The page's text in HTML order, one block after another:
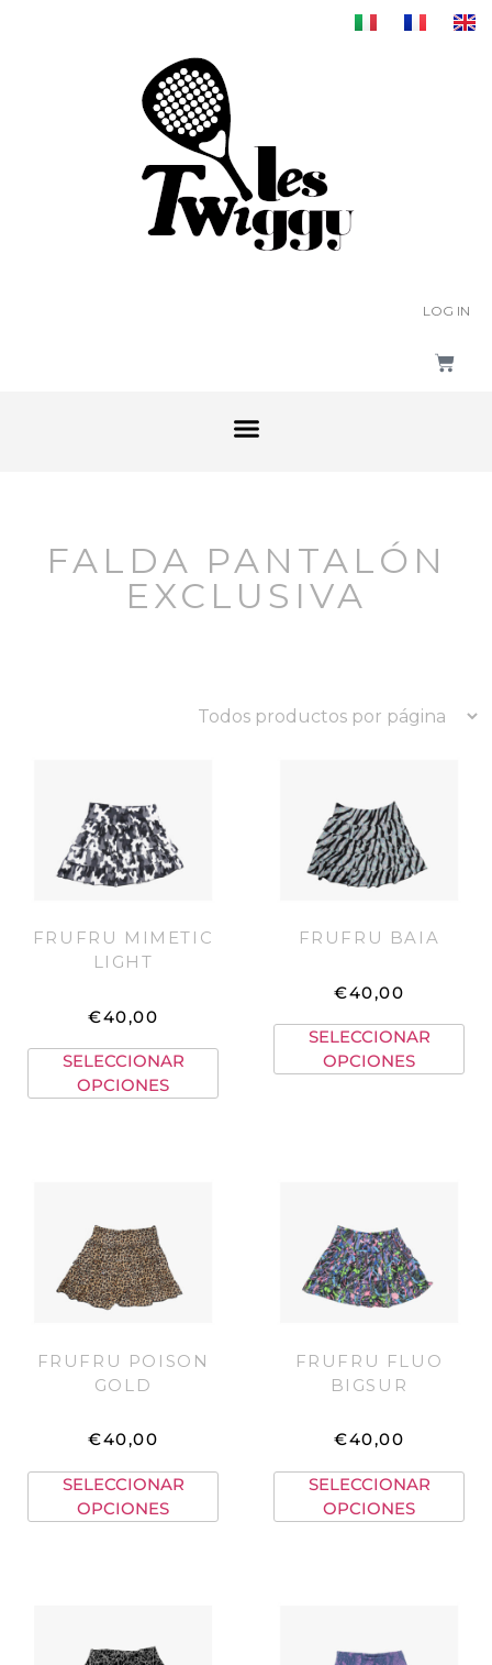
LOG IN
FALDA PANTALÓN
EXCLUSIVA
FRUFRU MIMETIC
LIGHT
€40,00
SELECCIONAR
OPCIONES
FRUFRU BAIA
€40,00
SELECCIONAR
OPCIONES
FRUFRU POISON
GOLD
€40,00
SELECCIONAR
OPCIONES
FRUFRU FLUO
BIGSUR
€40,00
SELECCIONAR
OPCIONES